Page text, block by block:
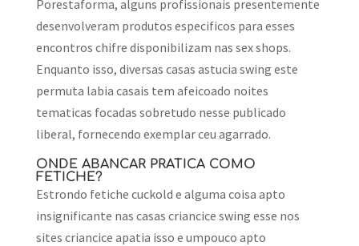
Porestaforma, alguns profissionais presentemente
desenvolveram produtos especificos para esses
encontros chifre disponibilizam nas sex shops.
Enquanto isso, diversas casas astucia swing este
permuta labia casais tem afeicoado noites
tematicas focadas sobretudo nesse publicado
liberal, fornecendo exemplar ceu agarrado.
ONDE ABANCAR PRATICA COMO
FETICHE?
Estrondo fetiche cuckold e alguma coisa apto
insignificante nas casas criancice swing esse nos
sites criancice apatia isso e umpouco apto